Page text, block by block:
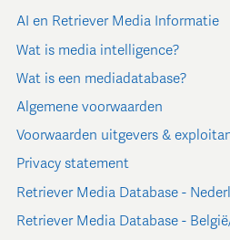
AI en Retriever Media Informatie
Wat is media intelligence?
Wat is een mediadatabase?
Algemene voorwaarden
Voorwaarden uitgevers &
Privacy statement
Retriever Media Database -
Retriever Media Database -